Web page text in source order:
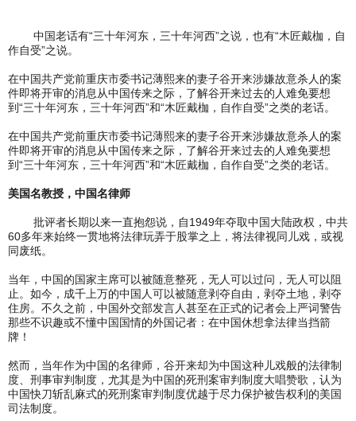
中国老话有“三十年河东，三十年河西”之说，也有“木匠戴枷，自
作自受”之说。
在中国共产党前重庆市委书记薄熙来的妻子谷开来涉嫌故意杀人的案
件即将开审的消息从中国传来之际，了解谷开来过去的人难免要想
到“三十年河东，三十年河西”和“木匠戴枷，自作自受”之类的老话。
在中国共产党前重庆市委书记薄熙来的妻子谷开来涉嫌故意杀人的案
件即将开审的消息从中国传来之际，了解谷开来过去的人难免要想
到“三十年河东，三十年河西”和“木匠戴枷，自作自受”之类的老话。
美国名教授，中国名律师
批评者长期以来一直抱怨说，自1949年夺取中国大陆政权，中共
60多年来始终一贯地将法律玩弄于股掌之上，将法律视同儿戏，或视
同废纸。
当年，中国的国家主席可以被随意整死，无人可以过问，无人可以阻
止。如今，成千上万的中国人可以被随意剥夺自由，剥夺土地，剥夺
住房。不久之前，中国外交部发言人甚至在正式的记者会上严词警告
那些不识趣或不懂中国国情的外国记者：在中国休想拿法律当挡箭
牌！
然而，当年作为中国的名律师，谷开来却为中国这种儿戏般的法律制
度、刑事审判制度，尤其是为中国的死刑案审判制度大唱赞歌，认为
中国快刀斩乱麻式的死刑案审判制度优越于尽力保护被告权利的美国
司法制度。